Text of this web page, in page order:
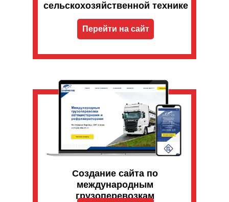
сельскохозяйственной технике
Перейти на сайт
Создание сайта по
международным
грузоперевозкам